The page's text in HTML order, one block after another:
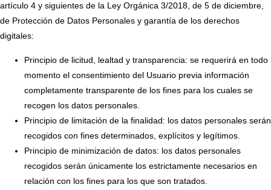
artículo 4 y siguientes de la Ley Orgánica 3/2018, de 5 de diciembre,
de Protección de Datos Personales y garantía de los derechos
digitales:
Principio de licitud, lealtad y transparencia: se requerirá en todo
momento el consentimiento del Usuario previa información
completamente transparente de los fines para los cuales se
recogen los datos personales.
Principio de limitación de la finalidad: los datos personales serán
recogidos con fines determinados, explícitos y legítimos.
Principio de minimización de datos: los datos personales
recogidos serán únicamente los estrictamente necesarios en
relación con los fines para los que son tratados.